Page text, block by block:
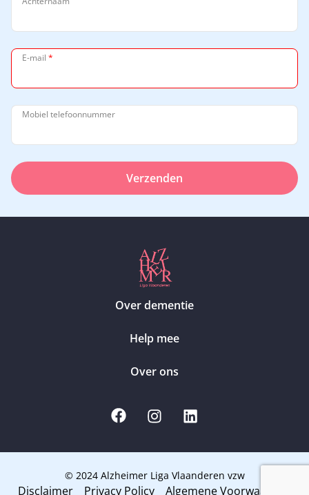
E-mail *
Mobiel telefoonnummer
Verzenden
Over dementie
Help mee
Over ons
© 2024 Alzheimer Liga Vlaanderen vzw
Disclaimer Privacy Policy Algemene Voorwaarden